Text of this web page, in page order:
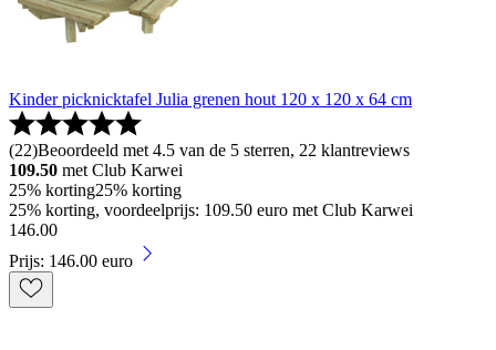
Kinder picknicktafel Julia grenen hout 120 x 120 x 64 cm
(22)Beoordeeld met 4.5 van de 5 sterren, 22 klantreviews
109.50 met Club Karwei
25% korting25% korting
25% korting, voordeelprijs: 109.50 euro met Club Karwei
146.00
Prijs: 146.00 euro